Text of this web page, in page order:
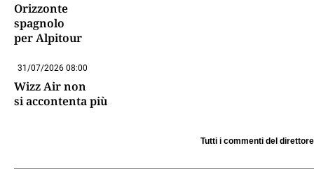
Orizzonte
spagnolo
per Alpitour
31/07/2026 08:00
Wizz Air non
si accontenta più
Tutti i commenti del direttore